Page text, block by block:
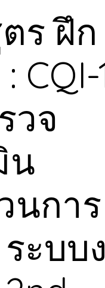
ร ฝึก
CQI-
วจ
น
นการ
ะบบ